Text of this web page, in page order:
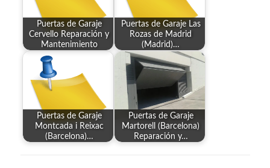
Puertas de Garaje
Cervello Reparación y
Mantenimiento
Puertas de Garaje Las
Rozas de Madrid
(Madrid)…
Puertas de Garaje
Montcada i Reixac
(Barcelona)…
Puertas de Garaje
Martorell (Barcelona)
Reparación y…